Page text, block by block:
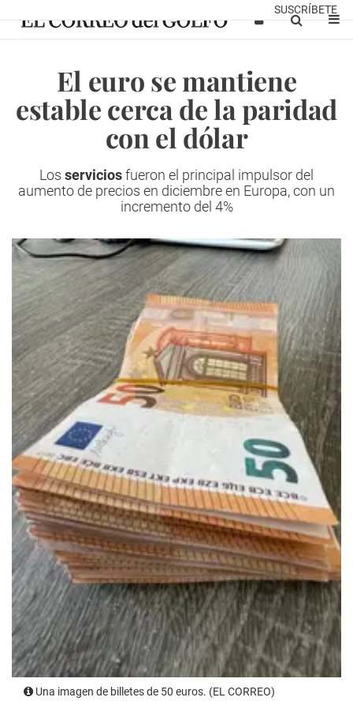
SUSCRÍBETE
El euro se mantiene
estable cerca de la paridad
con el dólar
Los serviciosfueron el principal impulsor del
aumento de precios en diciembre en Europa, con un
incremento del 4%
Una imagen de billetes de 50 euros. (EL CORREO)